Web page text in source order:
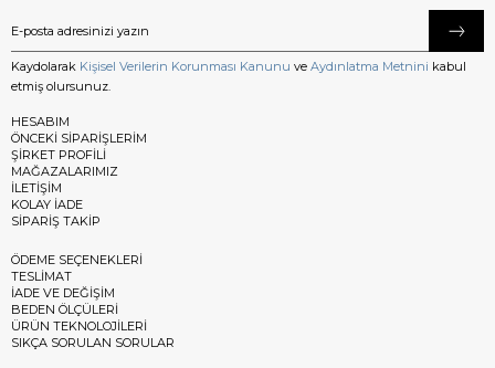
Kaydolarak Kişisel Verilerin Korunması Kanunu ve Aydınlatma Metnini kabul
etmiş olursunuz.
HESABIM
ÖNCEKİ SİPARİŞLERİM
ŞİRKET PROFİLİ
MAĞAZALARIMIZ
İLETİŞİM
KOLAY İADE
SİPARİŞ TAKİP
ÖDEME SEÇENEKLERİ
TESLİMAT
İADE VE DEĞİŞİM
BEDEN ÖLÇÜLERİ
ÜRÜN TEKNOLOJİLERİ
SIKÇA SORULAN SORULAR